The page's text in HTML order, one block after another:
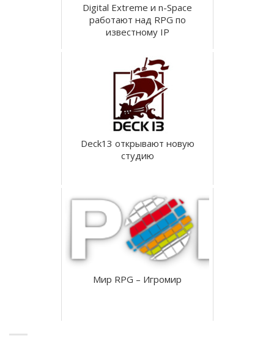
Digital Extreme и n-Space
работают над RPG по
известному IP
Deck13 открывают новую
студию
Мир RPG – Игромир